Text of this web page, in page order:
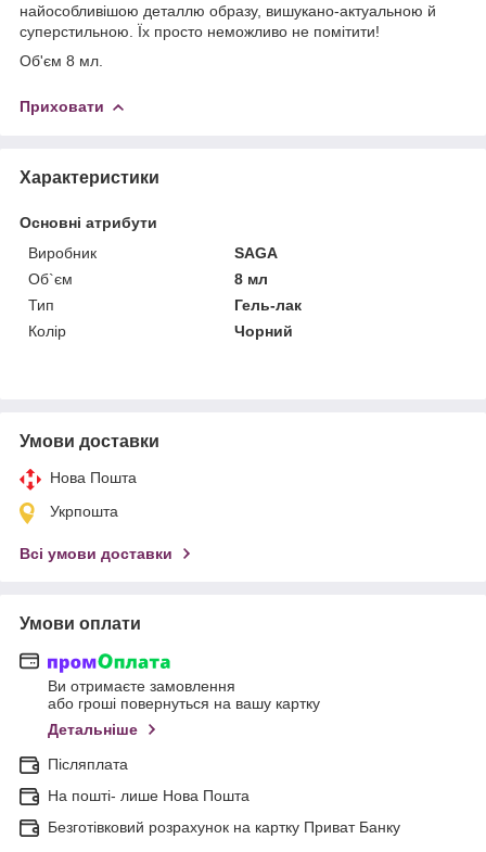
найособливішою деталлю образу, вишукано-актуальною й
суперстильною. Їх просто неможливо не помітити!
Об'єм 8 мл.
Приховати
Характеристики
Основні атрибути
Виробник
SAGA
Об`єм
8 мл
Тип
Гель-лак
Колір
Чорний
Умови доставки
Нова Пошта
Укрпошта
Всі умови доставки
Умови оплати
Ви отримаєте замовлення
або гроші повернуться на вашу картку
Детальніше
Післяплата
На пошті- лише Нова Пошта
Безготівковий розрахунок на картку Приват Банку